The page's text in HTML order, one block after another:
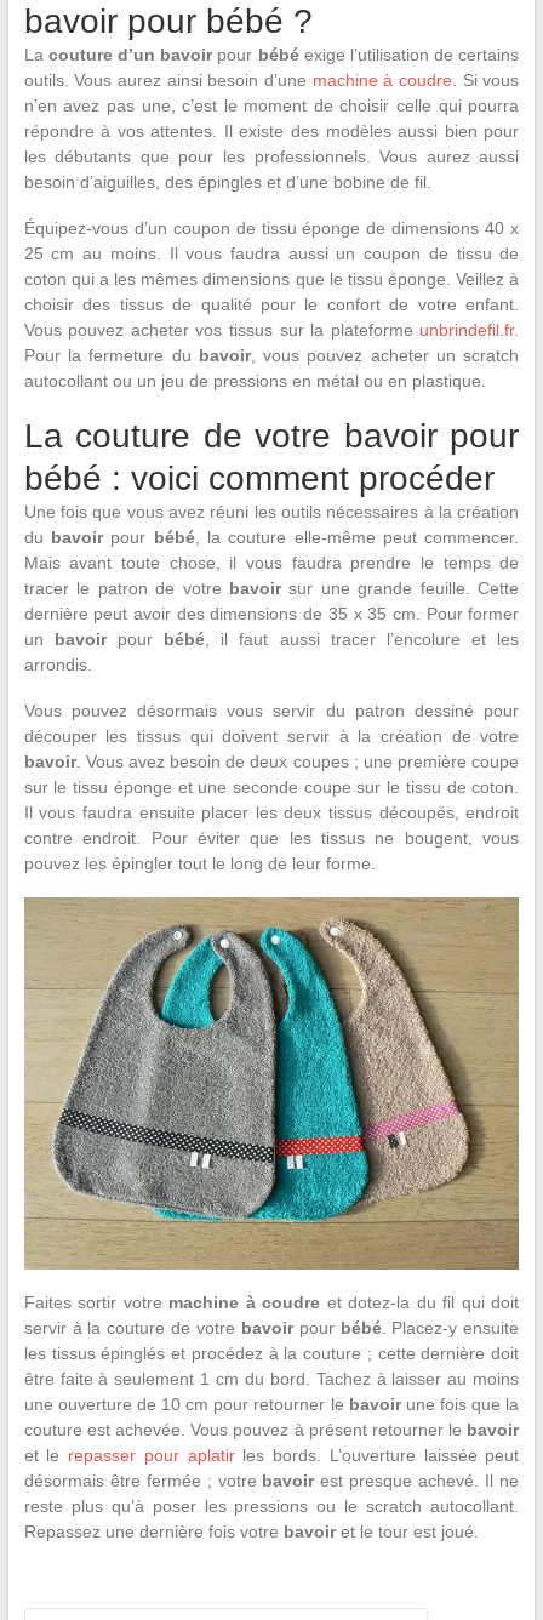
bavoir pour bébé ?
La couture d’un bavoirpour bébéexige l’utilisation de certains
outils. Vous aurez ainsi besoin d’une machine à coudre. Si vous
n’en avez pas une, c’est le moment de choisir celle qui pourra
répondre à vos attentes. Il existe des modèles aussi bien pour
les débutants que pour les professionnels. Vous aurez aussi
besoin d’aiguilles, des épingles et d’une bobine de fil.
Équipez-vous d’un coupon de tissu éponge de dimensions 40 x
25 cm au moins. Il vous faudra aussi un coupon de tissu de
coton qui a les mêmes dimensions que le tissu éponge. Veillez à
choisir des tissus de qualité pour le confort de votre enfant.
Vous pouvez acheter vos tissus sur la plateforme unbrindefil.fr.
Pour la fermeture du bavoir, vous pouvez acheter un scratch
autocollant ou un jeu de pressions en métal ou en plastique.
La couture de votre bavoir pour
bébé : voici comment procéder
Une fois que vous avez réuni les outils nécessaires à la création
du bavoirpour bébé, la couture elle-même peut commencer.
Mais avant toute chose, il vous faudra prendre le temps de
tracer le patron de votre bavoirsur une grande feuille. Cette
dernière peut avoir des dimensions de 35 x 35 cm. Pour former
un bavoirpour bébé, il faut aussi tracer l’encolure et les
arrondis.
Vous pouvez désormais vous servir du patron dessiné pour
découper les tissus qui doivent servir à la création de votre
bavoir. Vous avez besoin de deux coupes ; une première coupe
sur le tissu éponge et une seconde coupe sur le tissu de coton.
Il vous faudra ensuite placer les deux tissus découpés, endroit
contre endroit. Pour éviter que les tissus ne bougent, vous
pouvez les épingler tout le long de leur forme.
Faites sortir votre machine à coudre et dotez-la du fil qui doit
servir à la couture de votre bavoirpour bébé. Placez-y ensuite
les tissus épinglés et procédez à la couture ; cette dernière doit
être faite à seulement 1 cm du bord. Tachez à laisser au moins
une ouverture de 10 cm pour retourner le bavoirune fois que la
couture est achevée. Vous pouvez à présent retourner le bavoir
et le repasser pour aplatirles bords. L’ouverture laissée peut
désormais être fermée ; votre bavoirest presque achevé. Il ne
reste plus qu’à poser les pressions ou le scratch autocollant.
Repassez une dernière fois votre bavoiret le tour est joué.